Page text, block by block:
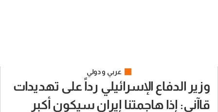
عربي و دولي
وزير الدفاع الإسرائيلي رداً على تهديدات
قاآني: إذا هاجمتنا إيران سيكون أكبر